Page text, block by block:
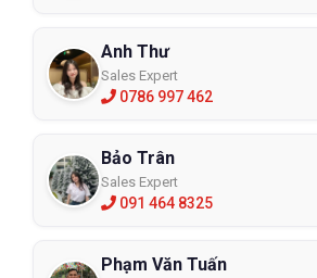
Áo Gile Lưới Phản Quang
Anh Thư
Sales Expert
0786 997 462
Bảo Trân
Sales Expert
091 464 8325
Phạm Văn Tuấn